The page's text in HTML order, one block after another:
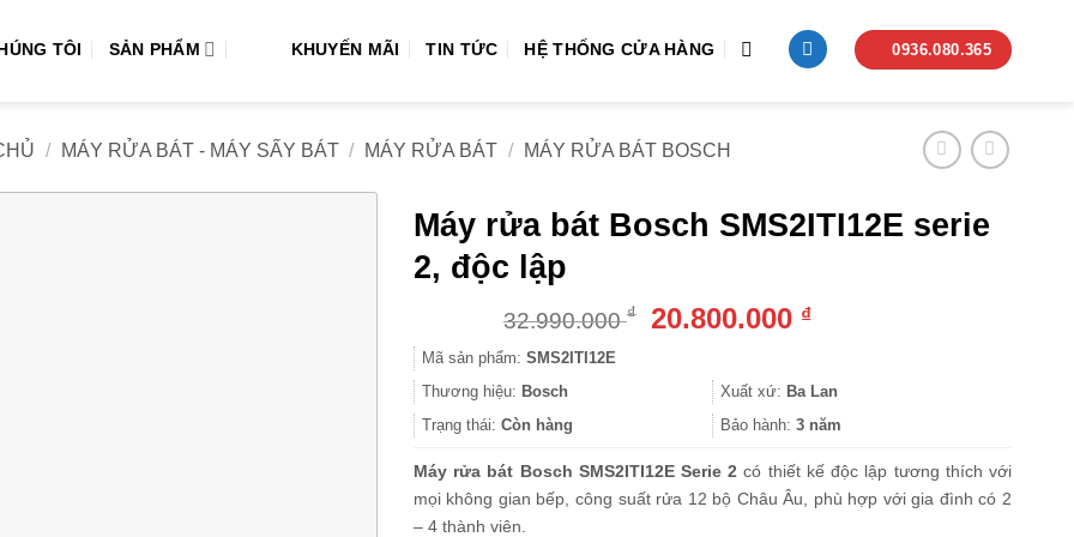
TÔI SẢN PHẨM KHUYẾN MÃI TIN TỨC HỆ THỐNG CỬA HÀNG 0936.080.365
/ MÁY RỬA BÁT - MÁY SẤY BÁT / MÁY RỬA BÁT / MÁY RỬA BÁT BOSCH
Máy rửa bát Bosch SMS2ITI12E serie
2, độc lập
32.990.000₫
Giá
32.990.000 ₫.
20.800.000 ₫Giá
là:
20.800.000 ₫.
Mã sản phẩm: SMS2ITI12E
Thương hiệu: Bosch Xuất xứ: Ba Lan
Trạng thái: Còn hàng Bảo hành:3 năm
Máy rửa bát Bosch SMS2ITI12E Serie 2 có thiết kế độc lập tương thích với
mọi không gian bếp, công suất rửa 12 bộ Châu Âu, phù hợp với gia đình có 2
– 4 thành viên.